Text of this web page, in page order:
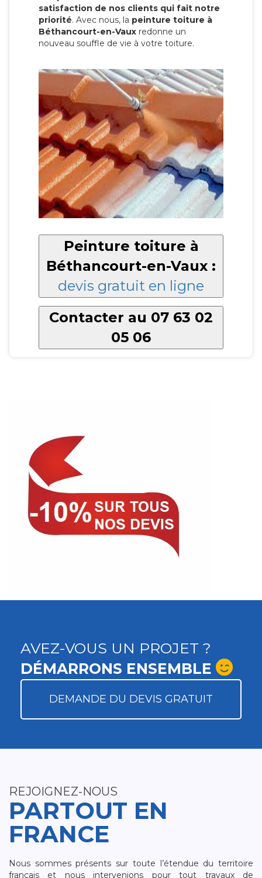
satisfaction de nos clients qui fait notre
priorité. Avec nous, la peinture toiture à
Béthancourt-en-Vaux redonne un
nouveau souffle de vie à votre toiture.
Peinture toiture à
Béthancourt-en-Vaux :
devis gratuit en ligne
Contacter au 07 63 02
05 06
AVEZ-VOUS UN PROJET ?
DÉMARRONS ENSEMBLE
DEMANDE DU DEVIS GRATUIT
REJOIGNEZ-NOUS
PARTOUT EN
FRANCE
Nous sommes présents sur toute l’étendue du territoire
français et nous intervenions pour tout travaux de